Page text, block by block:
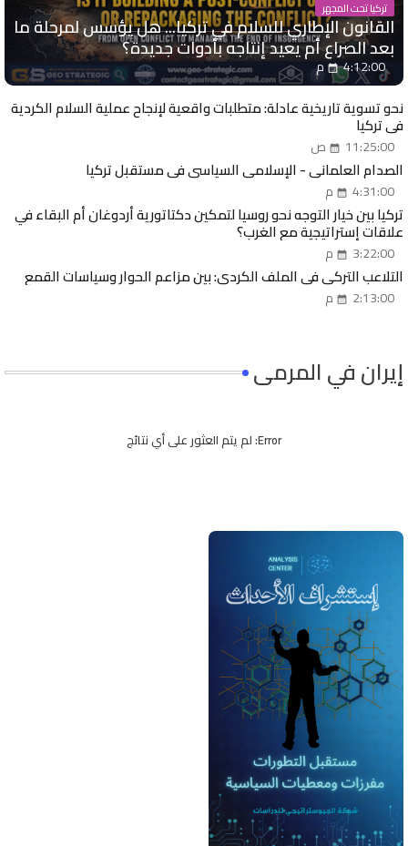
تركيا تحت المجهر
القانون الإطاري للسلام في تركيا... هل يؤسس لمرحلة ما
بعد الصراع أم يعيد إنتاجه بأدوات جديدة؟
4:12:00 م
نحو تسوية تاريخية عادلة: متطلبات واقعية لإنجاح عملية السلام الكردية
في تركيا
11:25:00 ص
الصدام العلماني - الإسلامي السياسي في مستقبل تركيا
4:31:00 م
تركيا بين خيار التوجه نحو روسيا لتمكين دكتاتورية أردوغان أم البقاء في
علاقات إستراتيجية مع الغرب؟
3:22:00 م
التلاعب التركي في الملف الكردي: بين مزاعم الحوار وسياسات القمع
2:13:00 م
إيران في المرمى
Error: لم يتم العثور على أي نتائج